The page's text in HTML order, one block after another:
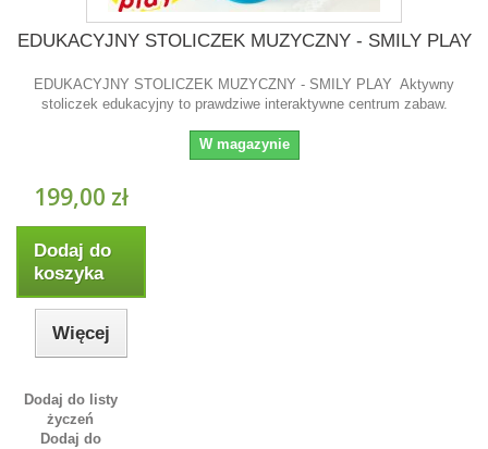
EDUKACYJNY STOLICZEK MUZYCZNY - SMILY PLAY
EDUKACYJNY STOLICZEK MUZYCZNY - SMILY PLAY Aktywny
stoliczek edukacyjny to prawdziwe interaktywne centrum zabaw.
W magazynie
199,00 zł
Dodaj do
koszyka
Więcej
Dodaj do listy
życzeń
Dodaj do